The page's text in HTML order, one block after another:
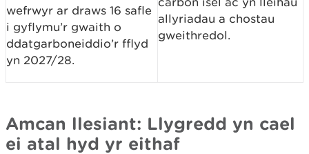
wefrwyr ar draws 16 safle
i gyflymu’r gwaith o
ddatgarboneiddio’r fflyd
yn 2027/28.
allyriadau a chostau
gweithredol.
Amcan llesiant: Llygredd yn cael
ei atal hyd yr eithaf